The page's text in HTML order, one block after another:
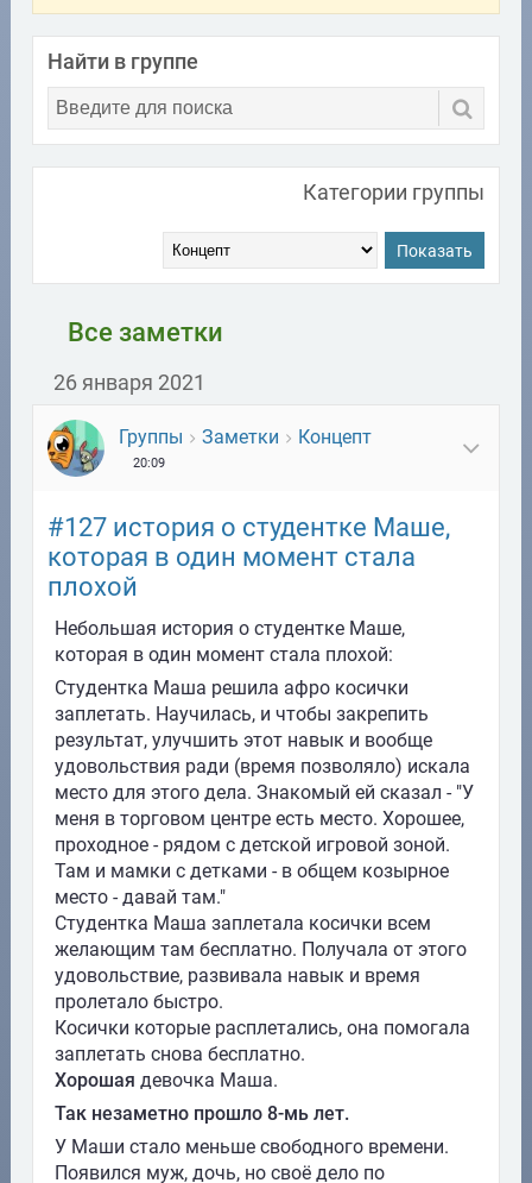
Найти в группе
Категории группы
Показать
Все заметки
26 января 2021
Группы Заметки Концепт
20:09
#127 история о студентке Маше,
которая в один момент стала
плохой
Небольшая история о студентке Маше,
которая в один момент стала плохой:
Студентка Маша решила афро косички
заплетать. Научилась, и чтобы закрепить
результат, улучшить этот навык и вообще
удовольствия ради (время позволяло) искала
место для этого дела. Знакомый ей сказал - "У
меня в торговом центре есть место. Хорошее,
проходное - рядом с детской игровой зоной.
Там и мамки с детками - в общем козырное
место - давай там."
Студентка Маша заплетала косички всем
желающим там бесплатно. Получала от этого
удовольствие, развивала навык и время
пролетало быстро.
Косички которые расплетались, она помогала
заплетать снова бесплатно.
Хорошая девочка Маша.
Так незаметно прошло 8-мь лет.
У Маши стало меньше свободного времени.
Появился муж, дочь, но своё дело по